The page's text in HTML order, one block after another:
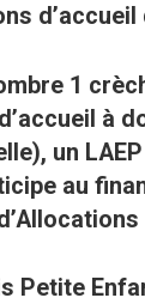
1
à
un
au
Petite